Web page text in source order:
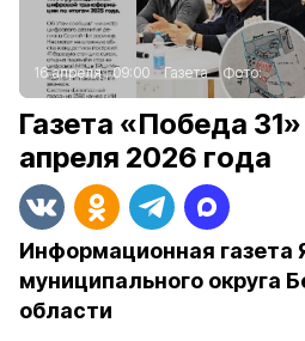
16 апреля , 09:00 Газета Фото:
Газета «Победа
апреля 2026 года
Информационная газета
муниципального округа
области